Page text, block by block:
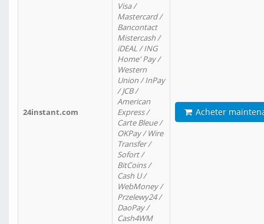
24instant.com
Visa /
Mastercard /
Bancontact
Mistercash /
iDEAL / ING
Home' Pay /
Western
Union / InPay
/ JCB /
American
Express /
Carte Bleue /
OKPay / Wire
Transfer /
Sofort /
BitCoins /
Cash U /
WebMoney /
Przelewy24 /
DaoPay /
Cash4WM
Acheter